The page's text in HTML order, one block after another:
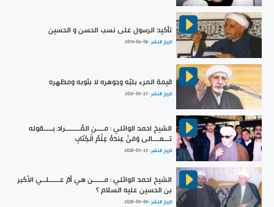
تأكيد الرسول على نسب الحسن و الحسين
تاريخ النشر :2019-06-08
قيمة المرء بلبّه وجوهره لا بثوبه ومظهره
تاريخ النشر :2021-05-27
الشيخ احمد الوائلي : مــــن المُــــــــراد بـــــقوله
تـــعــــالى وَمَنْ عِندَهُ عِلْمُ الْكِتَابِ
تاريخ النشر :2020-05-25
الشيخ احمد الوائلي : مــــــن هي أمّ عــــــلــي الأكبر
بن الحسين عليه السلام ؟
تاريخ النشر :2020-09-09